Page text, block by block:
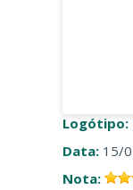
Logótipo:
Data: 15/
Nota: